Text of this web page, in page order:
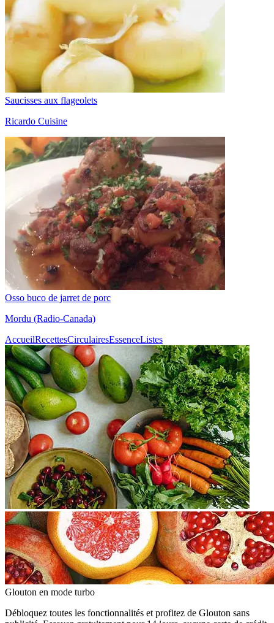
Saucisses aux flageolets
Ricardo Cuisine
Osso buco de jarret de porc
Mordu (Radio-Canada)
AccueilRecettesCirculairesEssenceListes
Glouton en mode turbo
Débloquez toutes les fonctionnalités et profitez de Glouton sans